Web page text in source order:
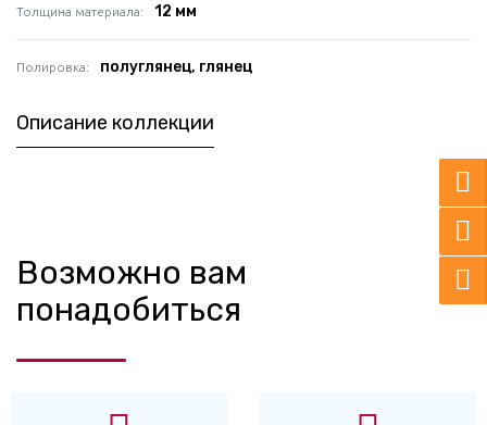
Толщина материала 12 мм
Полировка полуглянец, глянец
Описание коллекции
Возможно вам
понадобиться